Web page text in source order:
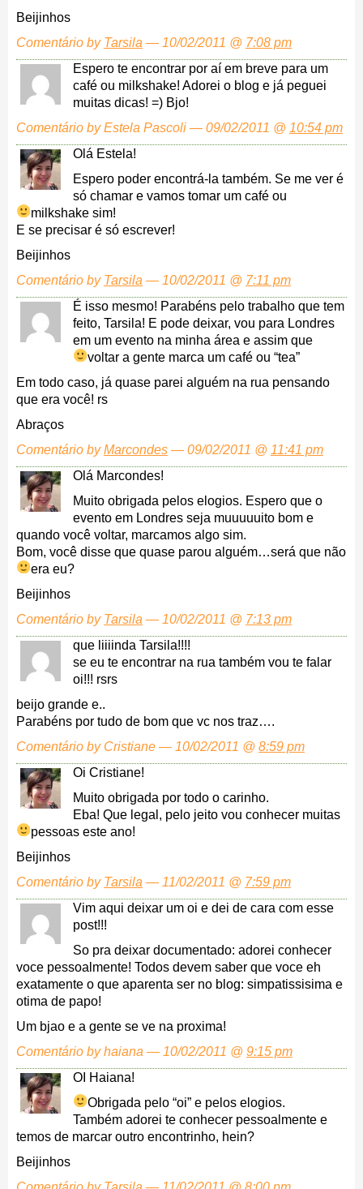
Beijinhos
Comentário by Tarsila — 10/02/2011 @ 7:08 pm
Espero te encontrar por aí em breve para um
café ou milkshake! Adorei o blog e já peguei
muitas dicas! =) Bjo!
Comentário by Estela Pascoli — 09/02/2011 @ 10:54 pm
Olá Estela!
Espero poder encontrá-la também. Se me ver é
só chamar e vamos tomar um café ou
milkshake sim!
E se precisar é só escrever!
Beijinhos
Comentário by Tarsila — 10/02/2011 @ 7:11 pm
É isso mesmo! Parabéns pelo trabalho que tem
feito, Tarsila! E pode deixar, vou para Londres
em um evento na minha área e assim que
voltar a gente marca um café ou “tea”
Em todo caso, já quase parei alguém na rua pensando
que era você! rs
Abraços
Comentário byMarcondes — 09/02/2011 @ 11:41 pm
Olá Marcondes!
Muito obrigada pelos elogios. Espero que o
evento em Londres seja muuuuuito bom e
quando você voltar, marcamos algo sim.
Bom, você disse que quase parou alguém…será que não
era eu?
Beijinhos
Comentário by Tarsila — 10/02/2011 @ 7:13 pm
que liiiinda Tarsila!!!!
se eu te encontrar na rua também vou te falar
oi!!! rsrs
beijo grande e..
Parabéns por tudo de bom que vc nos traz….
Comentário by Cristiane — 10/02/2011 @ 8:59 pm
Oi Cristiane!
Muito obrigada por todo o carinho.
Eba! Que legal, pelo jeito vou conhecer muitas
pessoas este ano!
Beijinhos
Comentário by Tarsila — 11/02/2011 @ 7:59 pm
Vim aqui deixar um oi e dei de cara com esse
post!!!
So pra deixar documentado: adorei conhecer
voce pessoalmente! Todos devem saber que voce eh
exatamente o que aparenta ser no blog: simpatissisima e
otima de papo!
Um bjao e a gente se ve na proxima!
Comentário by haiana — 10/02/2011 @ 9:15 pm
OI Haiana!
Obrigada pelo “oi” e pelos elogios.
Também adorei te conhecer pessoalmente e
temos de marcar outro encontrinho, hein?
Beijinhos